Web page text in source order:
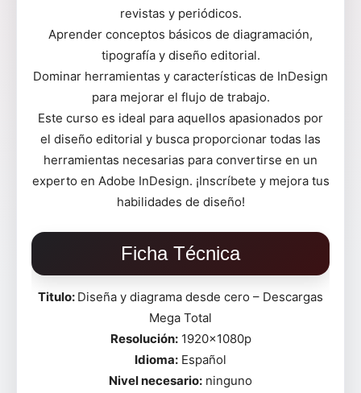
revistas y periódicos.
Aprender conceptos básicos de diagramación,
tipografía y diseño editorial.
Dominar herramientas y características de InDesign
para mejorar el flujo de trabajo.
Este curso es ideal para aquellos apasionados por
el diseño editorial y busca proporcionar todas las
herramientas necesarias para convertirse en un
experto en Adobe InDesign. ¡Inscríbete y mejora tus
habilidades de diseño!
Ficha Técnica
Titulo: Diseña y diagrama desde cero – Descargas
Mega Total
Resolución:1920x1080p
Idioma: Español
Nivel necesario: ninguno